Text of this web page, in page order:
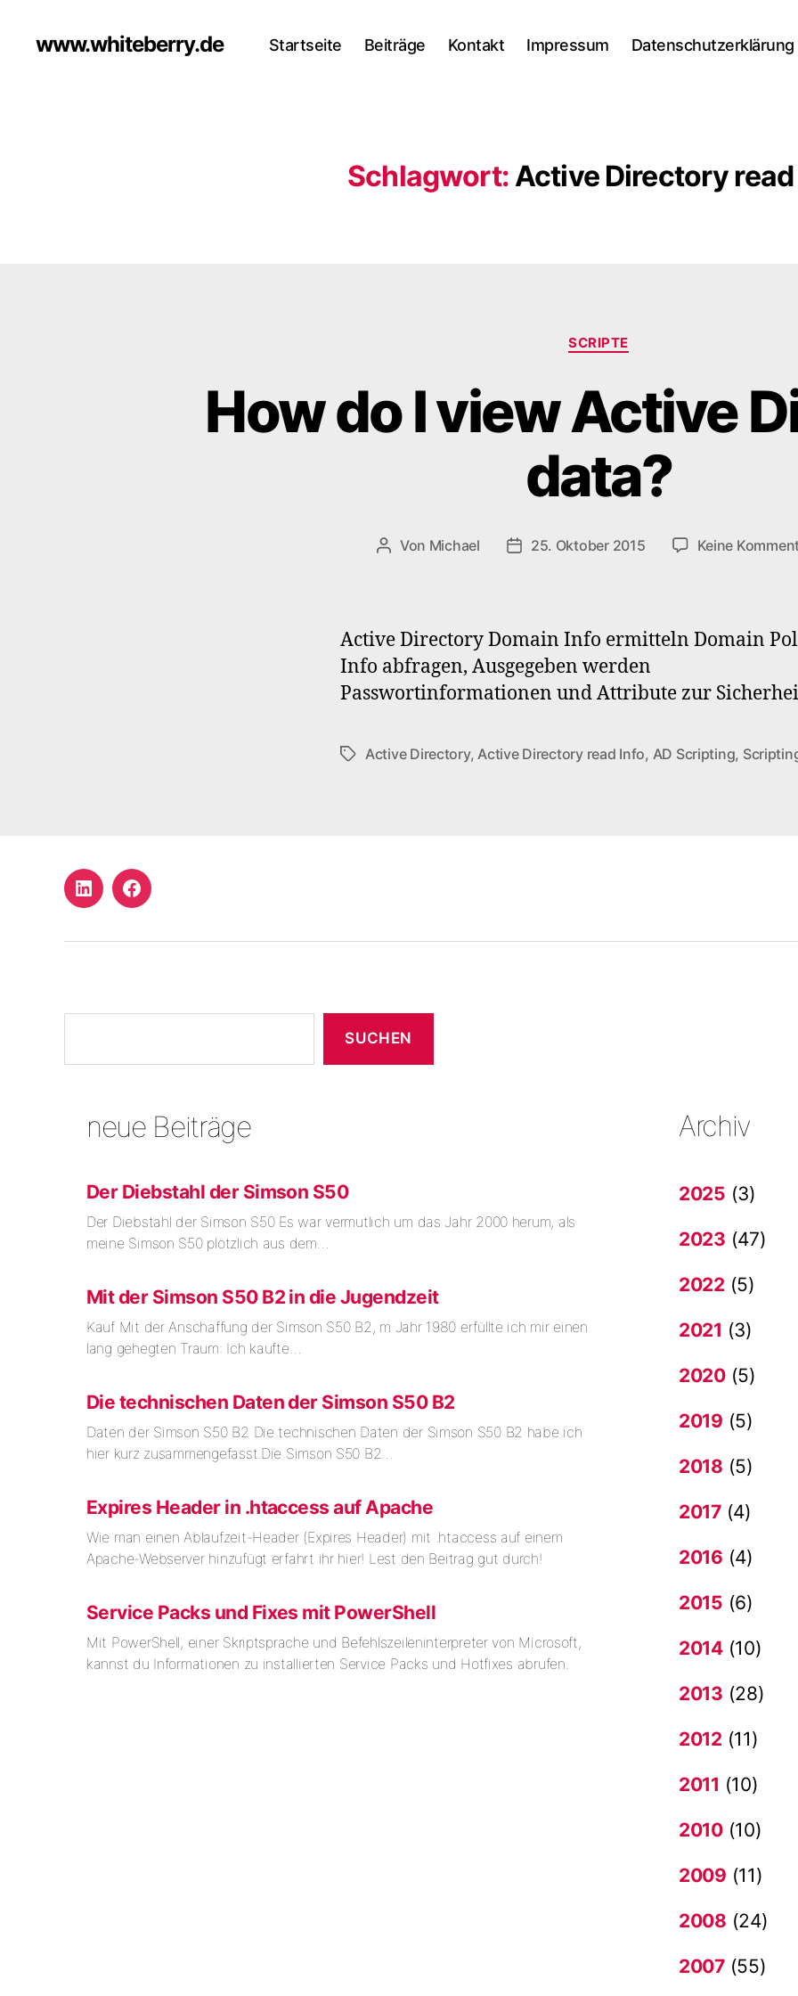
www.whiteberry.de Startseite Beiträge Kontakt Impressum Datenschutzerklärung
Schlagwort: Active Directory
Kategorien
SCRIPTE
How do I view Active
data?
Beitragsautor
Von Michael Veröffentlichungsdatum
25. Oktober 2015 Keine
Active Directory Domain Info ermitteln Domain
Info abfragen, Ausgegeben werden
Passwortinformationen und Attribute zur
Schlagwörter
Active Directory, Active Directory read Info, AD Scripting,
LinkedInFacebook
SUCHEN
neue Beiträge
Der Diebstahl der Simson S50
Der Diebstahl der Simson S50 Es war vermutlich um das Jahr 2000 herum, als
meine Simson S50 plötzlich aus dem…
Mit der Simson S50 B2 in die Jugendzeit
Kauf Mit der Anschaffung der Simson S50 B2, m Jahr 1980 erfüllte ich mir einen
lang gehegten Traum: Ich kaufte…
Die technischen Daten der Simson S50 B2
Daten der Simson S50 B2 Die technischen Daten der Simson S50 B2 habe ich
hier kurz zusammengefasst.Die Simson S50 B2…
Expires Header in .htaccess auf Apache
Wie man einen Ablaufzeit-Header (Expires Header) mit .htaccess auf einem
Apache-Webserver hinzufügt erfahrt ihr hier! Lest den Beitrag gut durch!
Service Packs und Fixes mit PowerShell
Mit PowerShell, einer Skriptsprache und Befehlszeileninterpreter von Microsoft,
kannst du Informationen zu installierten Service Packs und Hotfixes abrufen.
Archiv
2025 (3)
2023 (47)
2022(5)
2021 (3)
2020(5)
2019 (5)
2018 (5)
2017(4)
2016 (4)
2015 (6)
2014(10)
2013 (28)
2012(11)
2011 (10)
2010(10)
2009 (11)
2008 (24)
2007(55)